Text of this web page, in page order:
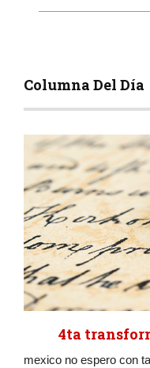
Columna Del Día
4ta
mexico no espero con